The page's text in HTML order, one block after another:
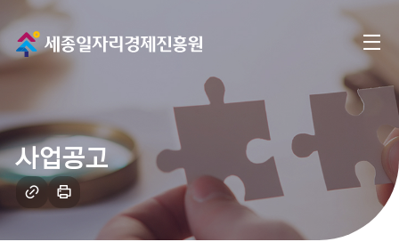
메
인
으
이
동
전
메
뉴
사업공고
링
크
복
인
하